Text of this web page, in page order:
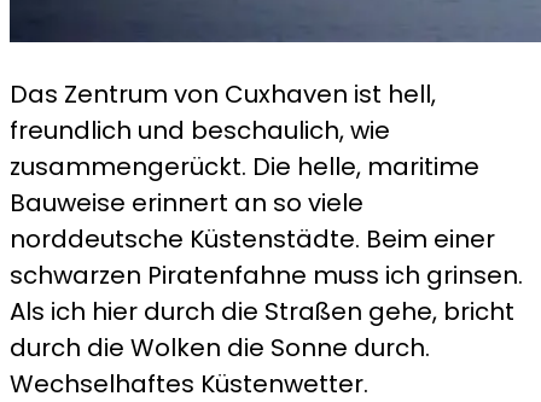
Das Zentrum von Cuxhaven ist hell,
freundlich und beschaulich, wie
zusammengerückt. Die helle, maritime
Bauweise erinnert an so viele
norddeutsche Küstenstädte. Beim einer
schwarzen Piratenfahne muss ich grinsen.
Als ich hier durch die Straßen gehe, bricht
durch die Wolken die Sonne durch.
Wechselhaftes Küstenwetter.